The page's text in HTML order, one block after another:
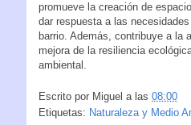
promueve la creación de
dar respuesta a las
barrio. Además, contribuye a la
mejora de la resiliencia
ambiental.
Escrito por Miguel a las 08:00
Etiquetas: Naturaleza y Medio